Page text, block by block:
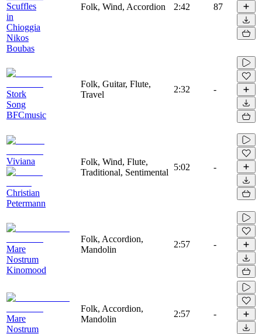
Scuffles
in
Chioggia
Nikos
Boubas
Folk, Wind, Accordion 2:42 87
Stork
Song
BFCmusic
Folk, Guitar, Flute,
Travel
2:32 -
Viviana
Christian
Petermann
Folk, Wind, Flute,
Traditional, Sentimental
5:02 -
Mare
Nostrum
Kinomood
Folk, Accordion,
Mandolin
2:57 -
Mare
Nostrum
Folk, Accordion,
Mandolin
2:57 -